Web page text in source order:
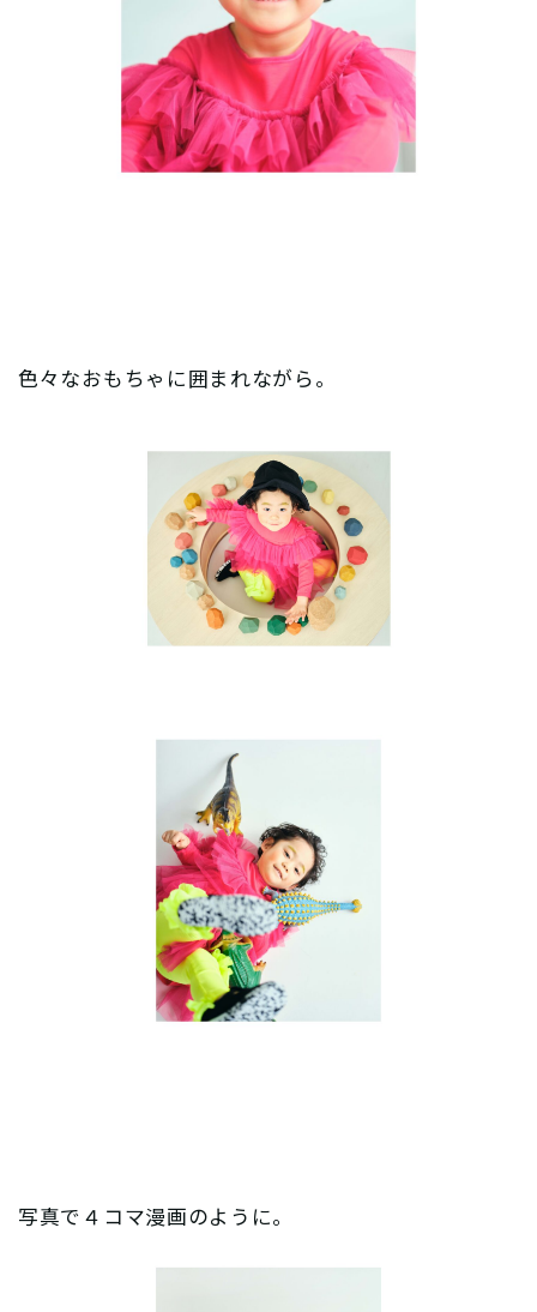
色々なおもちゃに囲まれながら。
写真で４コマ漫画のように。